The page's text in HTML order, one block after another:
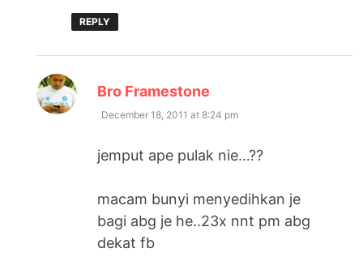
REPLY
Bro Framestone
December 18, 2011 at 8:24 pm
jemput ape pulak nie…??
macam bunyi menyedihkan je
bagi abg je he..23x nnt pm abg
dekat fb